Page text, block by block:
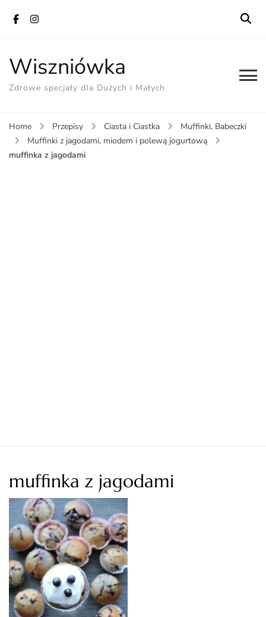
Wiszniówka
Zdrowe specjały dla Dużych i Małych
Home Przepisy Ciasta i Ciastka
Muffinki, Babeczki
Muffinki z jagodami, miodem i polewą jogurtową
muffinka z jagodami
muffinka z jagodami